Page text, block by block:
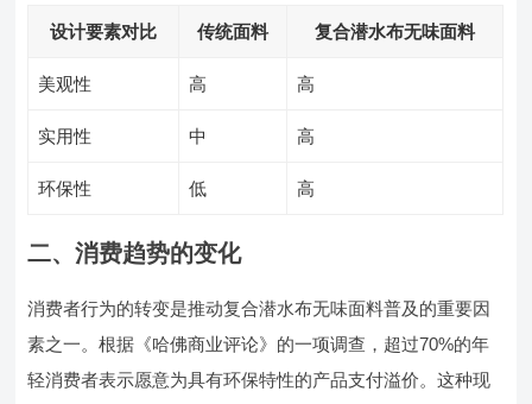
设计要素对比 传统面料 复合潜水布无味面料
美观性 高 高
实用性 中 高
环保性 低 高
二、消费趋势的变化
消费者行为的转变是推动复合潜水布无味面料普及的重要因
素之一。根据《哈佛商业评论》的一项调查，超过70%的年
轻消费者表示愿意为具有环保特性的产品支付溢价。这种现